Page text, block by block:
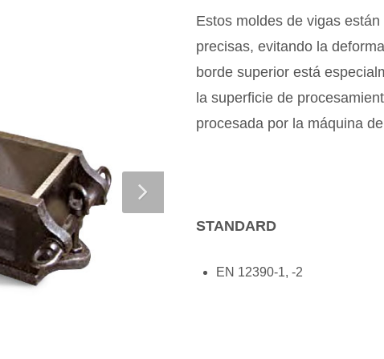
Estos moldes de vigas
precisas, evitando la
borde superior está
la superficie de
procesada por la máquina
STANDARD
EN 12390-1, -2